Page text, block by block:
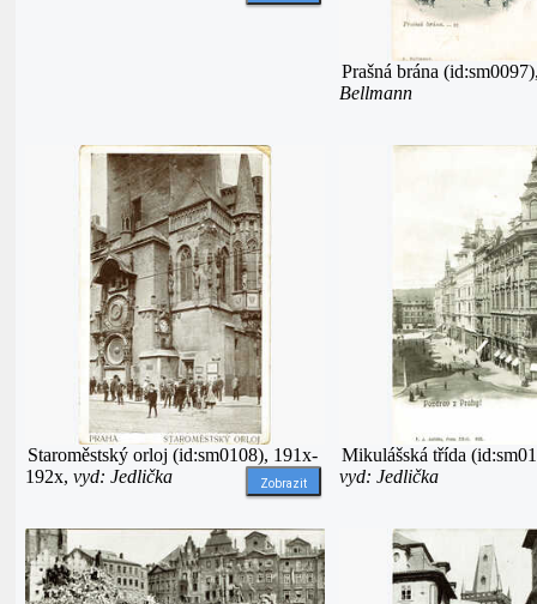
Prašná brána
Bellmann
Staroměstský orloj (id:sm0108), 191x-
192x, vyd: Jedlička Zobrazit
Mikulášská třída
vyd: Jedlička